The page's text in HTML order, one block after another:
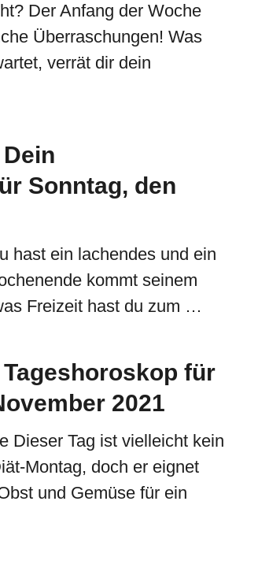
Der Anfang der Woche
Überraschungen! Was
verrät dir dein
Sonntag, den
hast ein lachendes und ein
kommt seinem
Freizeit hast du zum …
für
2021
Dieser Tag ist vielleicht kein
Montag, doch er eignet
und Gemüse für ein